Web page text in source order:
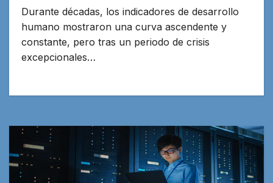
Durante décadas, los indicadores de desarrollo
humano mostraron una curva ascendente y
constante, pero tras un periodo de crisis
excepcionales…